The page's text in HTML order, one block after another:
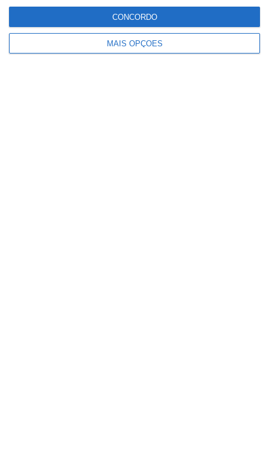
MAIS OPÇÕES
CONCORDO
Paulo Dionísio deixa comando dos
Bombeiros de Salvaterra de Magos